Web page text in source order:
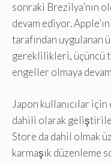
sonraki Brezilya’nın
devam ediyor.
tarafından uygulanan
gereklilikleri, üçüncü
engeller olmaya
Japon kullanıcılar
dahili olarak
Store da dahil olmak
karmaşık düzenleme